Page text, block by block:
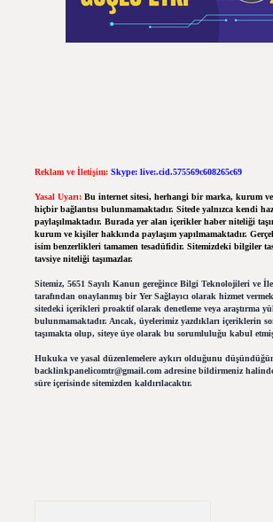
Reklam ve İletişim: Skype: live:.cid.575569c608265c69
Yasal Uyarı: Bu internet sitesi, herhangi bir marka, kurum
hiçbir bağlantısı bulunmamaktadır. Sitede yalnızca kendi
paylaşılmaktadır. Burada yer alan içerikler haber niteliği
kurum ve kişiler hakkında paylaşım yapılmamaktadır.
isim benzerlikleri tamamen tesadüfidir. Sitemizdeki bilgiler
tavsiye niteliği taşımazlar.
Sitemiz, 5651 Sayılı Kanun gereğince Bilgi Teknolojileri ve
tarafından onaylanmış bir Yer Sağlayıcı olarak hizmet
sitedeki içerikleri proaktif olarak denetleme veya araştırma
bulunmamaktadır. Ancak, üyelerimiz yazdıkları içeriklerin
taşımakta olup, siteye üye olarak bu sorumluluğu kabul etmiş
Hukuka ve yasal düzenlemelere aykırı olduğunu
backlinkpanelicomtr@gmail.comadresine bildirmeniz
süre içerisinde sitemizden kaldırılacaktır.